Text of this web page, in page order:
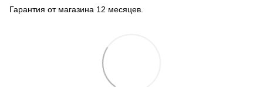
Гарантия от магазина 12 месяцев.